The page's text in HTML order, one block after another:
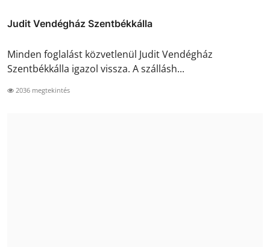
Judit Vendégház Szentbékkálla
Minden foglalást közvetlenül Judit Vendégház
Szentbékkálla igazol vissza. A szállásh...
2036 megtekintés